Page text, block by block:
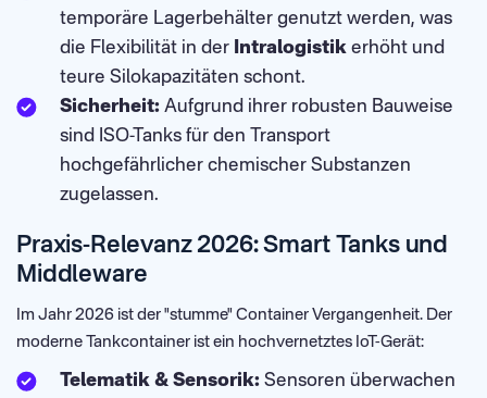
temporäre Lagerbehälter genutzt werden, was
die Flexibilität in der Intralogistik erhöht und
teure Silokapazitäten schont.
Sicherheit: Aufgrund ihrer robusten Bauweise
sind ISO-Tanks für den Transport
hochgefährlicher chemischer Substanzen
zugelassen.
Praxis-Relevanz 2026: Smart Tanks und
Middleware
Im Jahr 2026 ist der "stumme" Container Vergangenheit. Der
moderne Tankcontainer ist ein hochvernetztes IoT-Gerät:
Telematik & Sensorik: Sensoren überwachen